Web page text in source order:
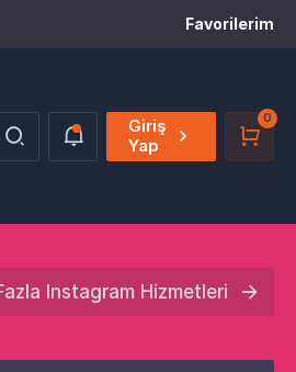
Favorilerim
Giriş
Yap
0
Instagram Hizmetleri